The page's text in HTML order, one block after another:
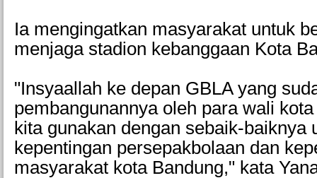
Ia mengingatkan masyarakat untuk
menjaga stadion kebanggaan Kota
"Insyaallah ke depan GBLA yang
pembangunannya oleh para wali
kita gunakan dengan sebaik-baiknya
kepentingan persepakbolaan dan
masyarakat kota Bandung," kata